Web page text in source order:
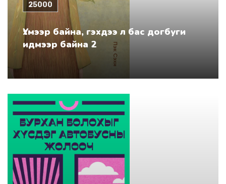
25000
Үхмээр байна, гэхдээ л бас догбуги
идмээр байна 2